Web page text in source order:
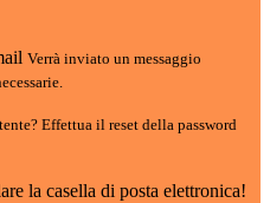
Verrà inviato un messaggio
Effettua il reset della password
la casella di posta elettronica!